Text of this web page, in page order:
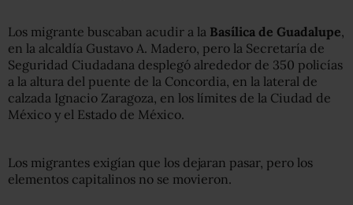
Los migrante buscaban acudir a la Basílica de Guadalupe,
en la alcaldía Gustavo A. Madero, pero la Secretaría de
Seguridad Ciudadana desplegó alrededor de 350 policías
a la altura del puente de la Concordia, en la lateral de
calzada Ignacio Zaragoza, en los límites de la Ciudad de
México y el Estado de México.
Los migrantes exigían que los dejaran pasar, pero los
elementos capitalinos no se movieron.